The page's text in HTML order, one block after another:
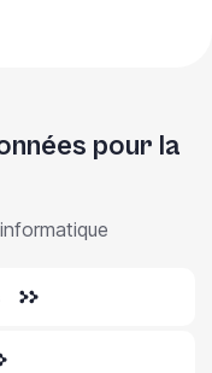
pour la